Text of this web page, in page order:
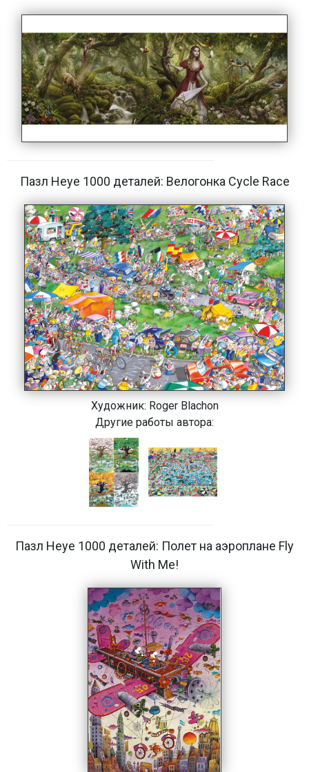
Пазл Heye 1000 деталей: Велогонка Cycle Race
Художник: Roger Blachon
Другие работы автора:
Пазл Heye 1000 деталей: Полет на аэроплане Fly
With Me!